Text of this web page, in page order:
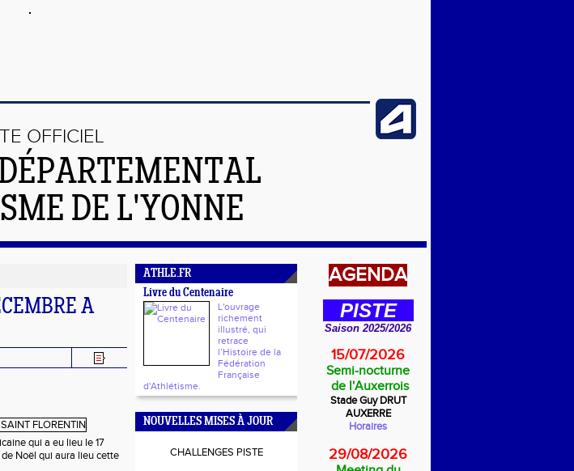
OFFICIEL
DE L'YONNE
A
qui a eu lieu le 17
Noël qui aura lieu cette
ATHLE.FR
Livre du Centenaire
L'ouvrage
richement
illustré, qui
retrace
l’Histoire de la
Fédération
Française
d'Athlétisme.
NOUVELLES MISES À JOUR
CHALLENGES PISTE
AGENDA
PISTE
Saison 2025/2026
15/07/2026
Semi-nocturne
de l'Auxerrois
Stade Guy DRUT
AUXERRE
Horaires
29/08/2026